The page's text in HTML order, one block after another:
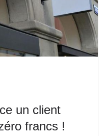
un client
francs !